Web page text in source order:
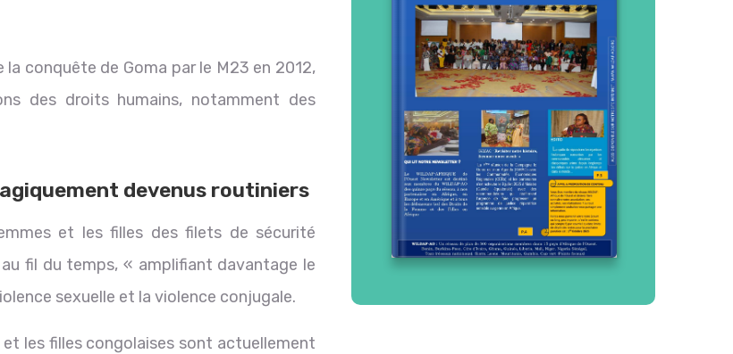
conquête de Goma par le M23 en 2012,
des droits humains, notamment des
devenus routiniers
et les filles des filets de sécurité
fil du temps, « amplifiant davantage le
sexuelle et la violence conjugale.
les filles congolaises sont actuellement